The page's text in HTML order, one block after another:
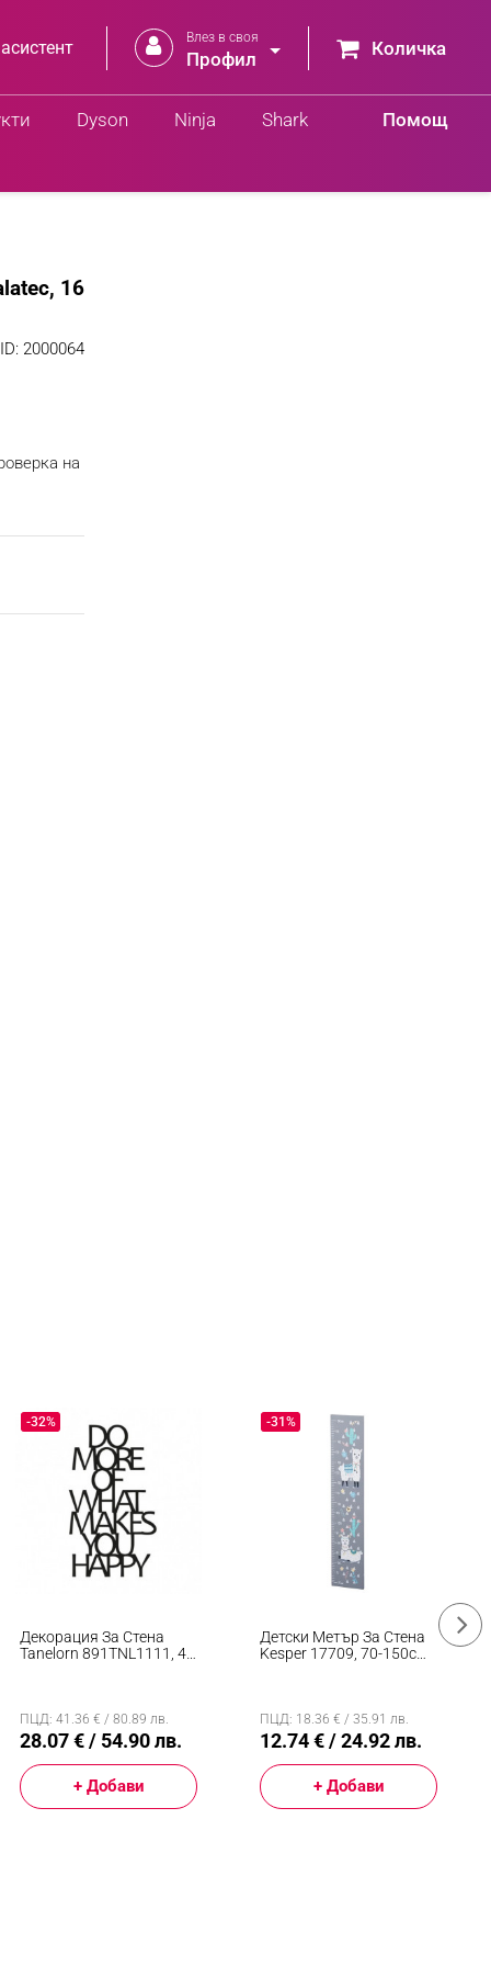
 Влез в своя
Профил  Количка
Помощ
Dyson Ninja Shark
16
2000064
на
Декорация За Стена
Tanelorn 891TNL1111, 41
-32%
ПЦД: 41.36 € / 80.89 лв.
28.07 € / 54.90 лв.
+ Добави
Детски Метър За Стена
Kesper 17709, 70-150см,
-31%
ПЦД: 18.36 € / 35.91 лв.
12.74 € / 24.92 лв.
+ Добави